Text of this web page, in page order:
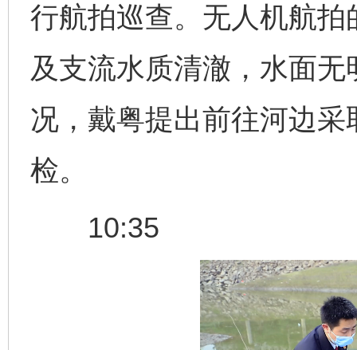
行航拍巡查。无人机航
及支流水质清澈，水面
况，戴粤提出前往河边
检。
10:35